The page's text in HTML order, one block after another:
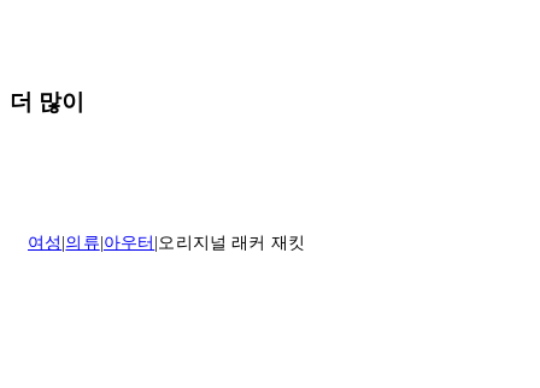
실 수 있습니다.
배송일로부터 영업일 기준 30일 이내에 접수된 반품에 대해서는 기꺼
이 환불해 드리겠습니다.반품 상품은 원래 상태를 유지하고 반드시
더 많이
여성 의류 아우터 오리지널 래커 재킷